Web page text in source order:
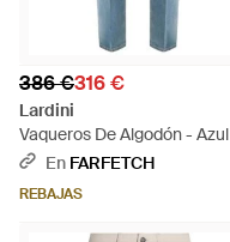
386 €316 €
Lardini
Vaqueros De Algodón - Azul
En FARFETCH
REBAJAS